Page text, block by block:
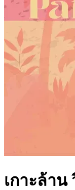
เกาะล้าน